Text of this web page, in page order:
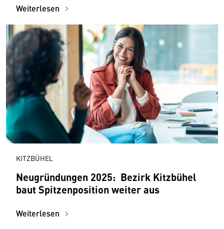
Weiterlesen
KITZBÜHEL
Neugründungen 2025: Bezirk Kitzbühel
baut Spitzenposition weiter aus
Weiterlesen